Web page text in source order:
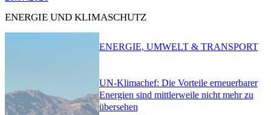
ENERGIE UND KLIMASCHUTZ
UN-Klimachef: Die Vorteile erneuerbarer
Energien sind mittlerweile nicht mehr zu
übersehen
ENERGIE, UMWELT & TRANSPORT